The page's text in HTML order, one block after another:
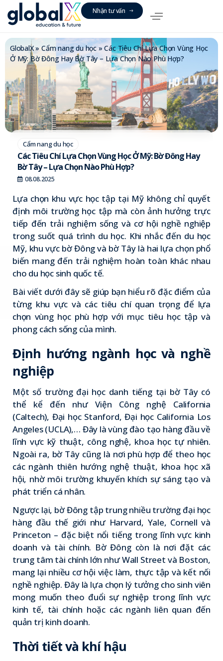
Nhận tưvấn
GlobalX»Cẩm nang du học»Các Tiêu Chí Lựa Chọn Vùng Học
Ở Mỹ: Bờ Đông Hay Bờ Tây – Lựa Chọn Nào Phù Hợp?
Cẩm nang du học
Các Tiêu Chí Lựa Chọn Vùng Học Ở Mỹ: Bờ Đông Hay
Bờ Tây – Lựa Chọn Nào Phù Hợp?
08.08.2025
Lựa chọn khu vực học tập tại Mỹ không chỉ quyết
định môi trường học tập mà còn ảnh hưởng trực
tiếp đến trải nghiệm sống và cơ hội nghề nghiệp
trong suốt quá trình du học. Khi nhắc đến du học
Mỹ, khu vực bờ Đông và bờ Tây là hai lựa chọn phổ
biến mang đến trải nghiệm hoàn toàn khác nhau
cho du học sinh quốc tế.
Bài viết dưới đây sẽ giúp bạn hiểu rõ đặc điểm của
từng khu vực và các tiêu chí quan trọng để lựa
chọn vùng học phù hợp với mục tiêu học tập và
phong cách sống của mình.
Định hướng ngành học và nghề
nghiệp
Một số trường đại học danh tiếng tại bờ Tây có
thể kể đến như Viện Công nghệ California
(Caltech), Đại học Stanford,Đại học California Los
Angeles (UCLA),… Đây là vùng đào tạo hàng đầu về
lĩnh vực kỹ thuật, công nghệ, khoa học tự nhiên.
Ngoài ra, bờ Tây cũng là nơi phù hợp để theo học
các ngành thiên hướng nghệ thuật, khoa học xã
hội, nhờ môi trường khuyến khích sự sáng tạo và
phát triển cá nhân.
Ngược lại, bờ Đông tập trung nhiều trường đại học
hàng đầu thế giới như Harvard, Yale, Cornell và
Princeton – đặc biệt nổi tiếng trong lĩnh vực kinh
doanh và tài chính. Bờ Đông còn là nơi đặt các
trung tâm tài chính lớn như Wall Street và Boston,
mang lại nhiều cơ hội việc làm, thực tập và kết nối
nghề nghiệp. Đây là lựa chọn lý tưởng cho sinh viên
mong muốn theo đuổi sự nghiệp trong lĩnh vực
kinh tế, tài chính hoặc các ngành liên quan đến
quản trị kinh doanh.
Thời tiết và khí hậu